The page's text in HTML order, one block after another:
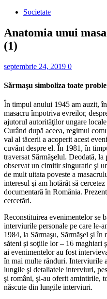
Societate
Anatomia unui
(1)
septembrie 24, 2019 0
Sărmaşu simboliza toate
În timpul anului 1945 am auzit,
masacru împotriva evreilor,
ajutorul autorităţilor ungare
Curând după aceea, regimul
val al tăcerii a acoperit acest
cuvânt despre el. În 1981, în
traversat Sărmăşelul. Deodată,
observat un cimitir singuratic şi
de mult uitata poveste a
interesul şi am hotărât să
documentară în România.
cercetări.
Reconstituirea evenimentelor se
interviurile personale pe care le-
1984, la Sărmaşu, Sărmăşel şi în
săteni şi soţiile lor – 16 maghiari
ai evenimentelor au fost
în mai multe rânduri. Interviurile
lungile şi detaliatele interviuri,
şi români, şi-au oferit amintirile,
născute din lungile interviuri.